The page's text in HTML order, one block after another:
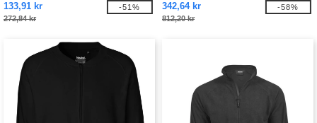
133,91 kr
272,84 kr
-51%
342,64 kr
812,20 kr
-58%